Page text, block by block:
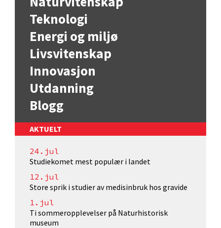
Teknologi
Energi og miljø
Livsvitenskap
Innovasjon
Utdanning
Blogg
AKTUELT
24.jul
Studiekomet mest populær i landet
12.jul
Store sprik i studier av medisinbruk hos gravide
1.jul
Ti sommeropplevelser på Naturhistorisk
museum